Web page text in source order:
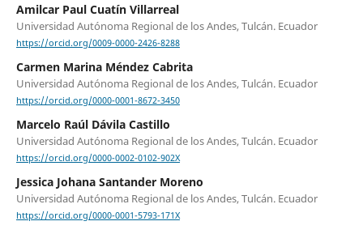
Amilcar Paul Cuatín Villarreal
Universidad Autónoma Regional de los Andes, Tulcán. Ecuador
https://orcid.org/0009-0000-2426-8288
Carmen Marina Méndez Cabrita
Universidad Autónoma Regional de los Andes, Tulcán. Ecuador
https://orcid.org/0000-0001-8672-3450
Marcelo Raúl Dávila Castillo
Universidad Autónoma Regional de los Andes, Tulcán. Ecuador
https://orcid.org/0000-0002-0102-902X
Jessica Johana Santander Moreno
Universidad Autónoma Regional de los Andes, Tulcán. Ecuador
https://orcid.org/0000-0001-5793-171X